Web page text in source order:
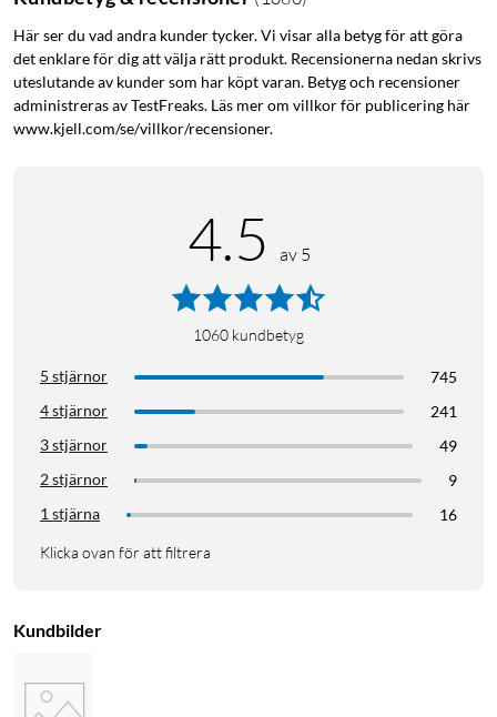
Här ser du vad andra kunder tycker. Vi visar alla betyg för att göra
det enklare för dig att välja rätt produkt. Recensionerna nedan skrivs
uteslutande av kunder som har köpt varan. Betyg och recensioner
administreras av TestFreaks. Läs mer om villkor för publicering här
www.kjell.com/se/villkor/recensioner.
4.5 av 5
1060 kundbetyg
5 stjärnor
745
4 stjärnor
241
3 stjärnor
49
2 stjärnor
9
1 stjärna
16
Klicka ovan för att filtrera
Kundbilder